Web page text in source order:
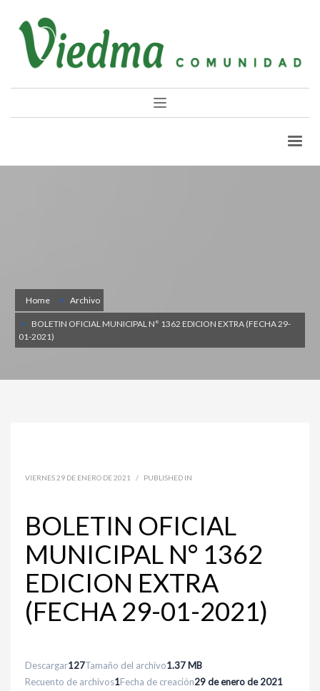
Home Archivo
BOLETIN OFICIAL MUNICIPAL N° 1362 EDICION EXTRA (FECHA 29-
01-2021)
VIERNES 29 DE ENERO DE 2021 / PUBLISHED IN
BOLETIN OFICIAL
MUNICIPAL N° 1362
EDICION EXTRA
(FECHA 29-01-2021)
Descargar127Tamaño del archivo1.37 MB
Recuento de archivos1Fecha de creación29 de enero de 2021